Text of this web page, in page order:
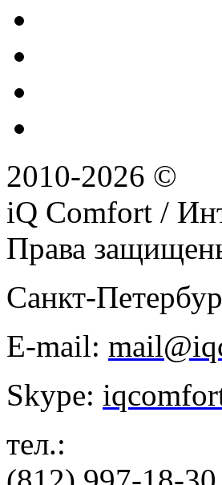
2010-2026 ©
iQ Comfort /
Права
Санкт-
E-mail:
Skype:
тел.: